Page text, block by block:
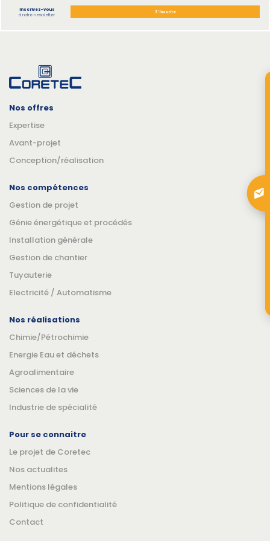
Inscrivez-vous
à notre newsletter
S'inscrire
Nos offres
Expertise
Avant-projet
Conception/réalisation
Nos compétences
Gestion de projet
Génie énergétique et procédés
Installation générale
Gestion de chantier
Tuyauterie
Electricité / Automatisme
Nos réalisations
Chimie/Pétrochimie
Energie Eau et déchets
Agroalimentaire
Sciences de la vie
Industrie de spécialité
Pour se connaitre
Le projet de Coretec
Nos actualites
Mentions légales
Politique de confidentialité
Contact